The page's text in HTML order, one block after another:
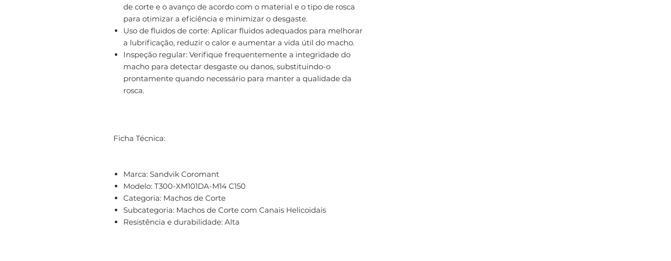
de corte e o avanço de acordo com o material e o tipo de rosca
para otimizar a eficiência e minimizar o desgaste.
Uso de fluidos de corte: Aplicar fluidos adequados para melhorar
a lubrificação, reduzir o calor e aumentar a vida útil do macho.
Inspeção regular: Verifique frequentemente a integridade do
macho para detectar desgaste ou danos, substituindo-o
prontamente quando necessário para manter a qualidade da
rosca.
Ficha Técnica:
Marca: Sandvik Coromant
Modelo: T300-XM101DA-M14 C150
Categoria: Machos de Corte
Subcategoria: Machos de Corte com Canais Helicoidais
Resistência e durabilidade: Alta